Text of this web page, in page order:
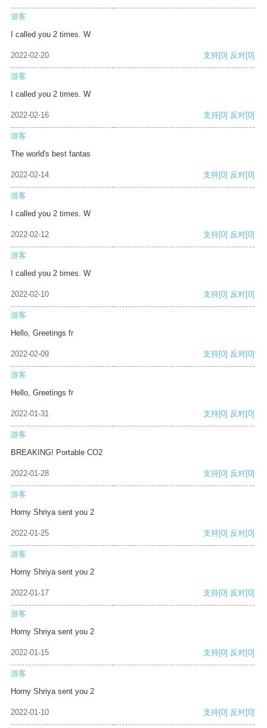
游客
I called you 2 times. W
2022-02-20 支持[0] 反对[0]
游客
I called you 2 times. W
2022-02-16 支持[0] 反对[0]
游客
The world's best fantas
2022-02-14 支持[0] 反对[0]
游客
I called you 2 times. W
2022-02-12 支持[0] 反对[0]
游客
I called you 2 times. W
2022-02-10 支持[0] 反对[0]
游客
Hello, Greetings fr
2022-02-09 支持[0] 反对[0]
游客
Hello, Greetings fr
2022-01-31 支持[0] 反对[0]
游客
BREAKING! Portable CO2
2022-01-28 支持[0] 反对[0]
游客
Horny Shriya sent you 2
2022-01-25 支持[0] 反对[0]
游客
Horny Shriya sent you 2
2022-01-17 支持[0] 反对[0]
游客
Horny Shriya sent you 2
2022-01-15 支持[0] 反对[0]
游客
Horny Shriya sent you 2
2022-01-10 支持[0] 反对[0]